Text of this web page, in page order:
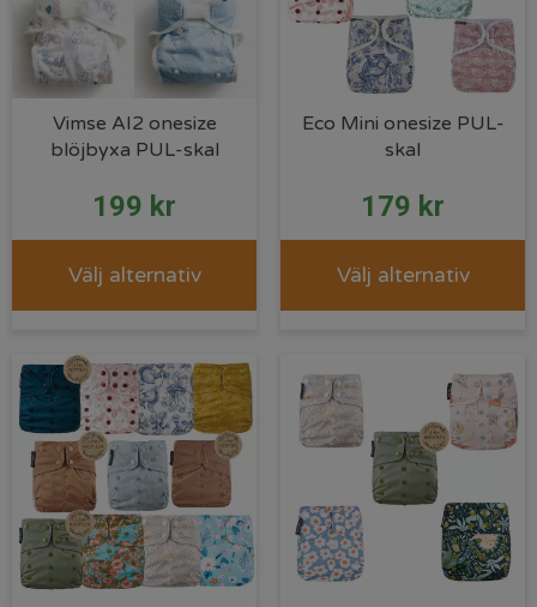
Vimse AI2 onesize
blöjbyxa PUL-skal
199 kr
Välj alternativ
Eco Mini onesize PUL-
skal
179 kr
Välj alternativ